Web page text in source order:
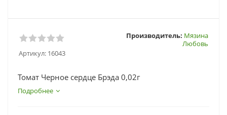
Артикул: 16043
Производитель: Мязина
Любовь
Томат Черное сердце Брэда 0,02г
Подробнее